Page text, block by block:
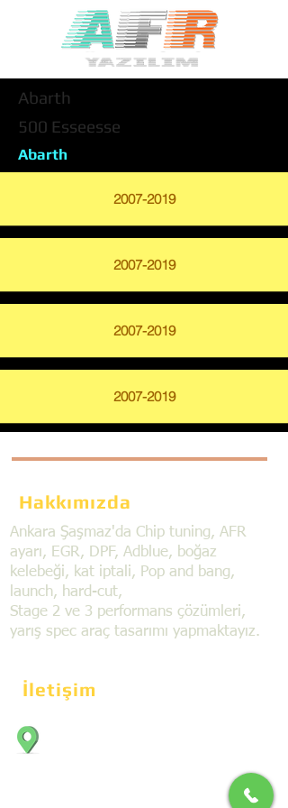
Abarth
500 Esseesse
Abarth
2007-2019
2007-2019
2007-2019
2007-2019
Hakkımızda
Ankara Şaşmaz'da Chip tuning, AFR
ayarı, EGR, DPF, Adblue, boğaz
kelebeği, kat iptali, Pop and bang,
launch, hard-cut,
Stage 2 ve 3 performans çözümleri,
yarış spec araç tasarımı yapmaktayız.
İletişim